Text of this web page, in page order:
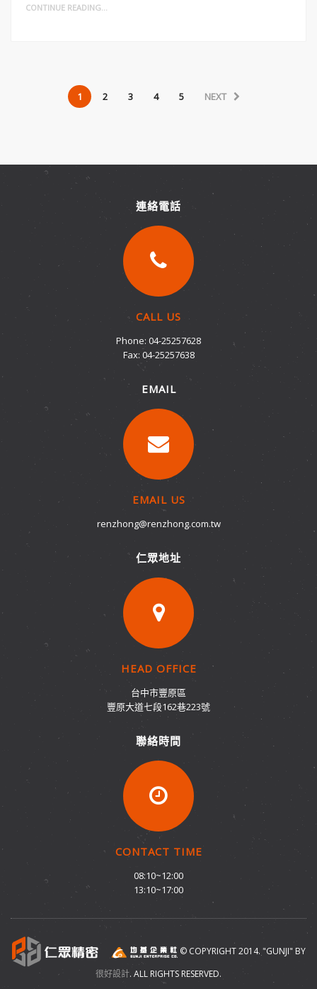
CONTINUE READING...
1 2 3 4 5 NEXT
連絡電話
CALL US
Phone: 04-25257628
Fax: 04-25257638
EMAIL
EMAIL US
renzhong@renzhong.com.tw
仁眾地址
HEAD OFFICE
台中市豐原區
豐原大道七段162巷223號
聯絡時間
CONTACT TIME
08:10~12:00
13:10~17:00
© COPYRIGHT 2014. "GUNJI" BY
很好設計. ALL RIGHTS RESERVED.